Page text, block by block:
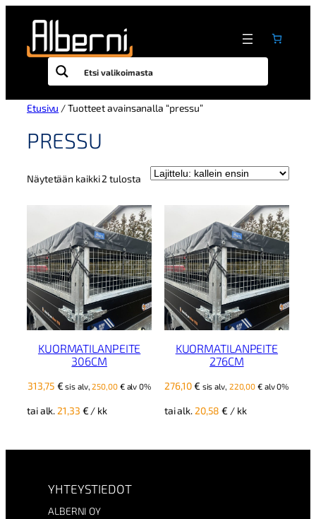
sisältöön
Etusivu / Tuotteet avainsanalla “pressu”
PRESSU
Näytetään kaikki 2 tulostaKallein
KUORMATILANPEITE
306CM
313,75 € sis alv,250,00 €alv 0%
tai alk. 21,33 € / kk
KUORMATILANPEITE
276CM
276,10€ sis alv, 220,00€alv 0%
tai alk. 20,58€ / kk
YHTEYSTIEDOT
ALBERNI OY